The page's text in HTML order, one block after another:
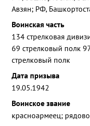
Авзян; РФ,
Воинская часть
134 стрелковая
69 стрелковый полк
стрелковый полк
Дата призыва
19.05.1942
Воинское звание
красноармеец;